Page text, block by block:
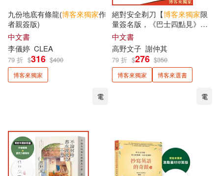
Sunny營養師（黃君聖）(2)
keigo(2) 一穂ミチ(2)
丁墨(2) 三鳳製作(2)
丹．布朗(2)
深智數位(3) 漫步文化(3)
禾流文創(3) 究竟(3)
童夢館(3)
青空文化有限公司(3)
魔豆文化(3)
鷹出版(3) 黑體文化(3)
九份地底有條龍(博客來獨家作
者親簽版)
中文書
李儀婷 CLEA
79 折 $316 $400
博客來獨家
電
絕對安全剃刀【博客來獨家限
量簽名版，《巴士四點見》高
野文子首部短篇集】
中文書
高野文子 謝仲其
79 折 $276 $350
博客來獨家 博客來選書
電